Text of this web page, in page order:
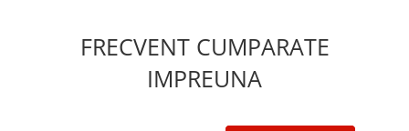
FRECVENT CUMPARATE
IMPREUNA